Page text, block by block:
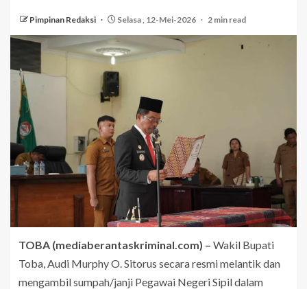
Pimpinan Redaksi Selasa , 12-Mei-2026 2 min read
TOBA (mediaberantaskriminal.com) – Wakil Bupati
Toba, Audi Murphy O. Sitorus secara resmi melantik dan
mengambil sumpah/janji Pegawai Negeri Sipil dalam